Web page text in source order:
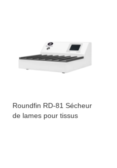
Roundfin RD-81 Sécheur
de lames pour tissus